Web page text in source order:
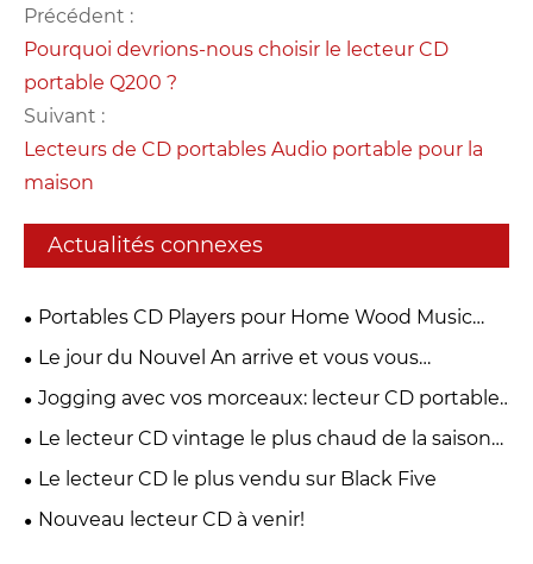
Précédent :
Pourquoi devrions-nous choisir le lecteur CD
portable Q200 ?
Suivant :
Lecteurs de CD portables Audio portable pour la
maison
Actualités connexes
Portables CD Players pour Home Wood Music
Player FM Radio pour les difficultés à domicile et
télécommande-Walnut Brown
Le jour du Nouvel An arrive et vous vous
inquiétez des cadeaux du Nouvel An？
Jogging avec vos morceaux: lecteur CD portable
transparent du Tapire
Le lecteur CD vintage le plus chaud de la saison
de Noël 2024
Le lecteur CD le plus vendu sur Black Five
Nouveau lecteur CD à venir!